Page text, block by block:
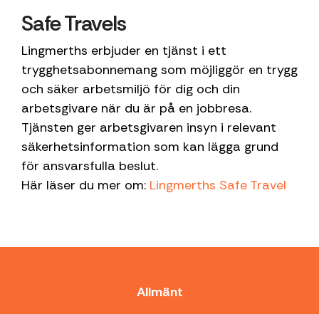
Safe Travels
Lingmerths erbjuder en tjänst i ett
trygghetsabonnemang som möjliggör en trygg
och säker arbetsmiljö för dig och din
arbetsgivare när du är på en jobbresa.
Tjänsten ger arbetsgivaren insyn i relevant
säkerhetsinformation som kan lägga grund
för ansvarsfulla beslut.
Här läser du mer om: Lingmerths Safe Travel
Allmänt